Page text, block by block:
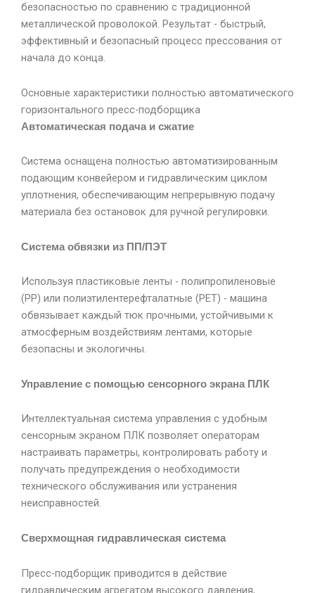
безопасностью по сравнению с традиционной
металлической проволокой. Результат - быстрый,
эффективный и безопасный процесс прессования от
начала до конца.
Основные характеристики полностью автоматического
горизонтального пресс-подборщика
Автоматическая подача и сжатие
Система оснащена полностью автоматизированным
подающим конвейером и гидравлическим циклом
уплотнения, обеспечивающим непрерывную подачу
материала без остановок для ручной регулировки.
Система обвязки из ПП/ПЭТ
Используя пластиковые ленты - полипропиленовые
(PP) или полиэтилентерефталатные (PET) - машина
обвязывает каждый тюк прочными, устойчивыми к
атмосферным воздействиям лентами, которые
безопасны и экологичны.
Управление с помощью сенсорного экрана ПЛК
Интеллектуальная система управления с удобным
сенсорным экраном ПЛК позволяет операторам
настраивать параметры, контролировать работу и
получать предупреждения о необходимости
технического обслуживания или устранения
неисправностей.
Сверхмощная гидравлическая система
Пресс-подборщик приводится в действие
гидравлическим агрегатом высокого давления,